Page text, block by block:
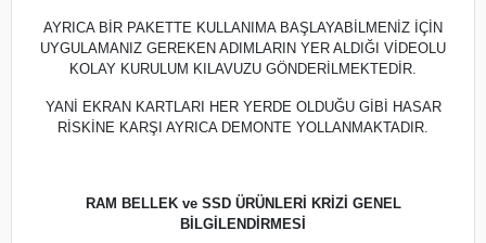
AYRICA BİR PAKETTE KULLANIMA BAŞLAYABİLMENİZ İÇİN
UYGULAMANIZ GEREKEN ADIMLARIN YER ALDIĞI VİDEOLU
KOLAY KURULUM KILAVUZU GÖNDERİLMEKTEDİR.
YANİ EKRAN KARTLARI HER YERDE OLDUĞU GİBİ HASAR
RİSKİNE KARŞI AYRICA DEMONTE YOLLANMAKTADIR.
RAM BELLEK ve SSD ÜRÜNLERİ KRİZİ GENEL
BİLGİLENDİRMESİ